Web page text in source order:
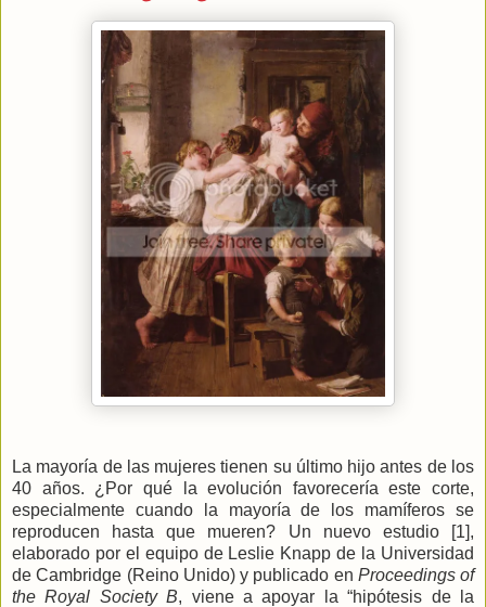
La mayoría de las mujeres tienen su último hijo antes de los
40 años. ¿Por qué la evolución favorecería este corte,
especialmente cuando la mayoría de los mamíferos se
reproducen hasta que mueren? Un nuevo estudio [1],
elaborado por el equipo de Leslie Knapp de la Universidad
de Cambridge (Reino Unido) y publicado en Proceedings of
the Royal Society B, viene a apoyar la “hipótesis de la